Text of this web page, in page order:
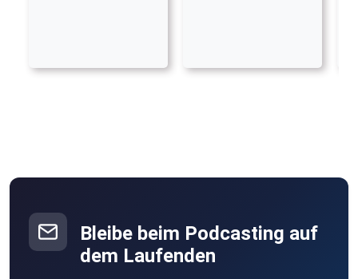
Bleibe beim Podcasting auf
dem Laufenden